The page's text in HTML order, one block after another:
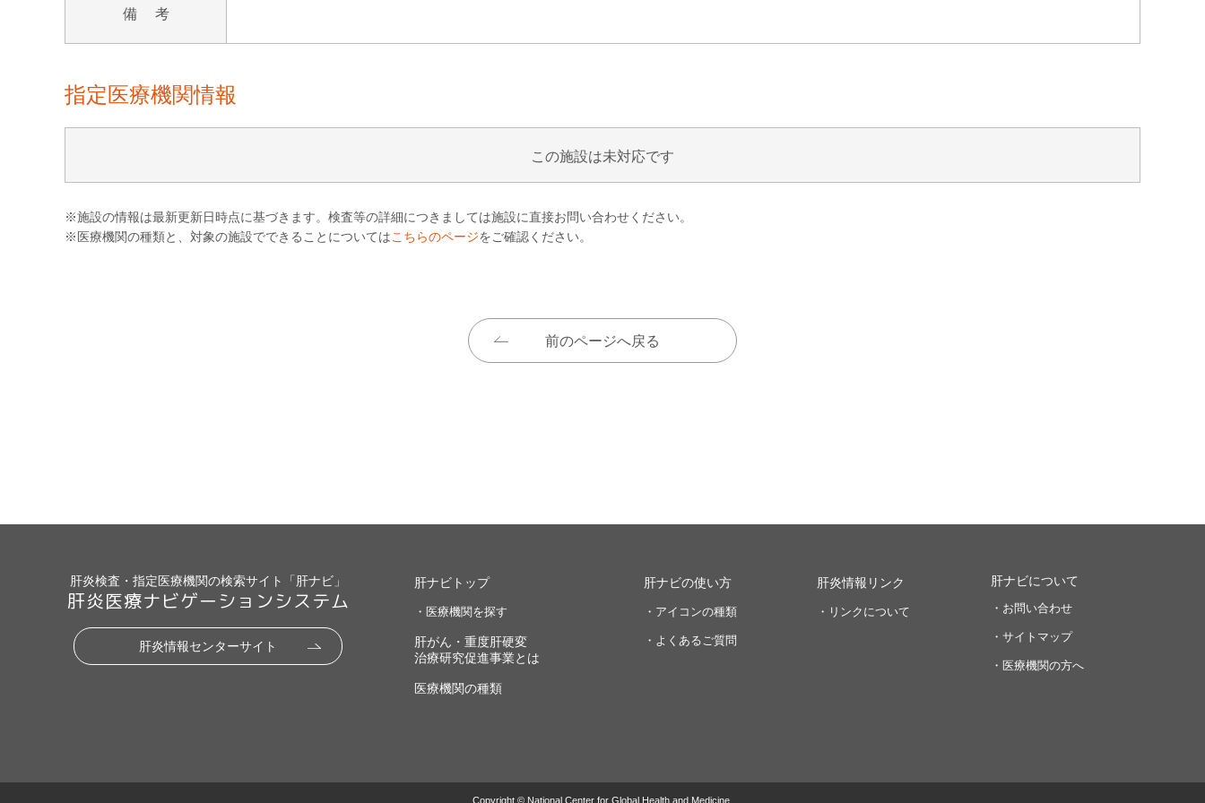
備 考
指定医療機関情報
この施設は未対応です
※施設の情報は最新更新日時点に基づきます。検査等の詳細につきましては施設に直接お問い合わせください。
※医療機関の種類と、対象の施設でできることについてはこちらのページをご確認ください。
前のページへ戻る
肝炎検査・指定医療機関の検索サイト「肝ナビ」
肝炎医療ナビゲーションシステム
肝炎情報センターサイト
肝ナビトップ
・医療機関を探す
肝がん・重度肝硬変
治療研究促進事業とは
医療機関の種類
肝ナビの使い方
・アイコンの種類
・よくあるご質問
肝炎情報リンク
・リンクについて
肝ナビについて
・お問い合わせ
・サイトマップ
・医療機関の方へ
Copyright © National Center for Global Health and Medicine.